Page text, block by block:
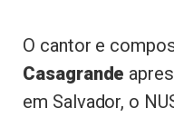
O cantor e
Casagrande
em Salvador, o